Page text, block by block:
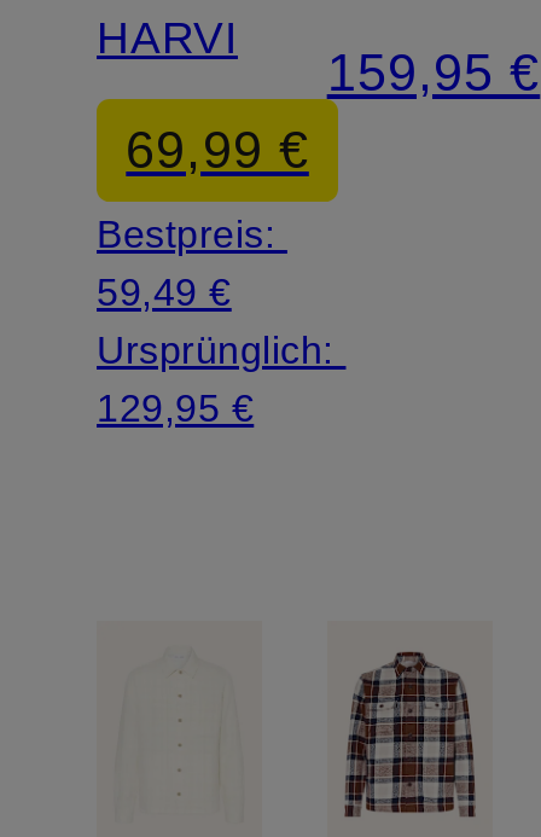
HARVI
69,99 €
Bestpreis:
59,49 €
Ursprünglich:
129,95 €
Loose
Fit
159,95 €